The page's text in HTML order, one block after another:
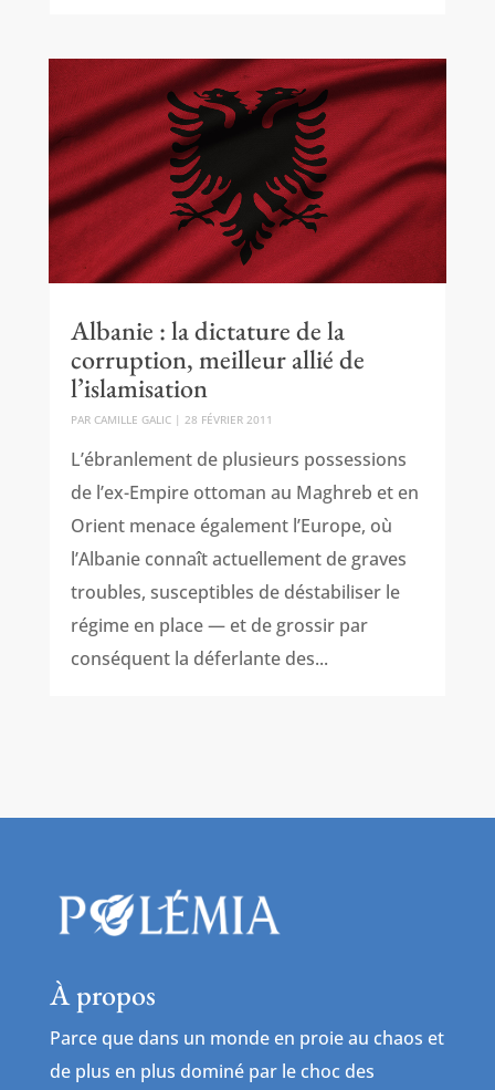
Albanie : la dictature de la
corruption, meilleur allié de
l’islamisation
PAR CAMILLE GALIC| 28 FÉVRIER 2011
L’ébranlement de plusieurs possessions
de l’ex-Empire ottoman au Maghreb et en
Orient menace également l’Europe, où
l’Albanie connaît actuellement de graves
troubles, susceptibles de déstabiliser le
régime en place — et de grossir par
conséquent la déferlante des...
À propos
Parce que dans un monde en proie au chaos et
de plus en plus dominé par le choc des